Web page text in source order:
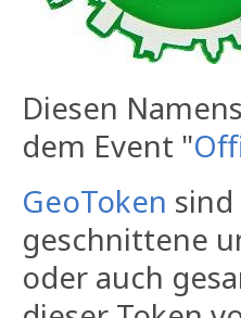
Diesen
dem Event "
GeoToken
geschnittene
oder auch